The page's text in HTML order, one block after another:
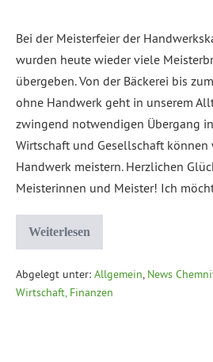
Bei der Meisterfeier der
wurden heute wieder viele
übergeben. Von der Bäckerei bis
ohne Handwerk geht in unserem
zwingend notwendigen Übergang
Wirtschaft und Gesellschaft
Handwerk meistern. Herzlichen
Meisterinnen und Meister! Ich
Weiterlesen
Abgelegt unter: Allgemein, News
Wirtschaft, Finanzen